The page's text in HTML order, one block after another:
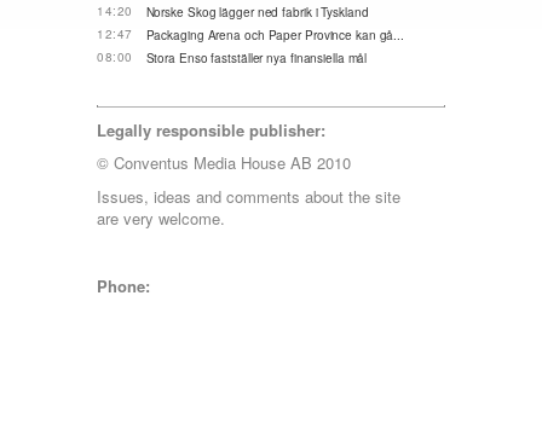
14:20
Norske Skog lägger ned fabrik i Tyskland
12:47
Packaging Arena och Paper Province kan gå...
08:00
Stora Enso fastställer nya finansiella mål
Legally responsible publisher:
© Conventus Media House AB 2010
Issues, ideas and comments about the site
are very welcome.
Phone: